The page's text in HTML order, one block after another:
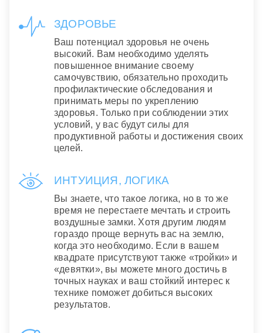
ЗДОРОВЬЕ
Ваш потенциал здоровья не очень
высокий. Вам необходимо уделять
повышенное внимание своему
самочувствию, обязательно проходить
профилактические обследования и
принимать меры по укреплению
здоровья. Только при соблюдении этих
условий, у вас будут силы для
продуктивной работы и достижения своих
целей.
ИНТУИЦИЯ, ЛОГИКА
Вы знаете, что такое логика, но в то же
время не перестаете мечтать и строить
воздушные замки. Хотя другим людям
гораздо проще вернуть вас на землю,
когда это необходимо. Если в вашем
квадрате присутствуют также «тройки» и
«девятки», вы можете много достичь в
точных науках и ваш стойкий интерес к
технике поможет добиться высоких
результатов.